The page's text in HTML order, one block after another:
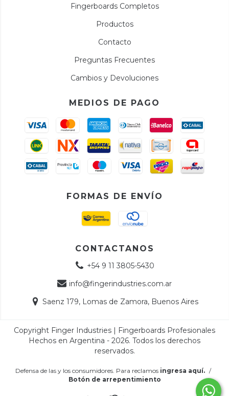
Fingerboards Completos
Productos
Contacto
Preguntas Frecuentes
Cambios y Devoluciones
MEDIOS DE PAGO
FORMAS DE ENVÍO
CONTACTANOS
+54 9 11 3805-5430
info@fingerindustries.com.ar
Saenz 179, Lomas de Zamora, Buenos Aires
Copyright Finger Industries | Fingerboards Profesionales
Hechos en Argentina - 2026. Todos los derechos
reservados.
Defensa de las y los consumidores. Para reclamos ingresa aquí. /
Botón de arrepentimiento